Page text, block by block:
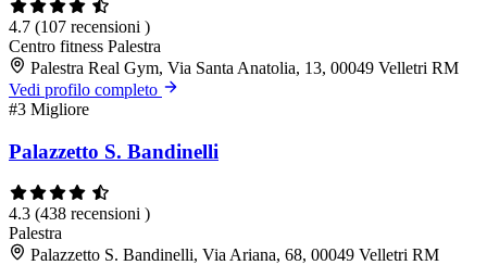
4.7 (107 recensioni )
Centro fitness Palestra
Palestra Real Gym, Via Santa Anatolia, 13, 00049 Velletri RM
Vedi profilo completo
#3 Migliore
Palazzetto S. Bandinelli
4.3 (438 recensioni )
Palestra
Palazzetto S. Bandinelli, Via Ariana, 68, 00049 Velletri RM